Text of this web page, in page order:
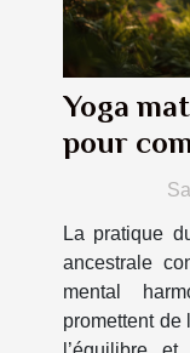
Yoga
pour
du bon
La pratique
ancestrale
mental
promettent